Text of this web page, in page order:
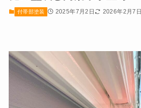
付帯部塗装 2025年7月2日 2026年2月7日